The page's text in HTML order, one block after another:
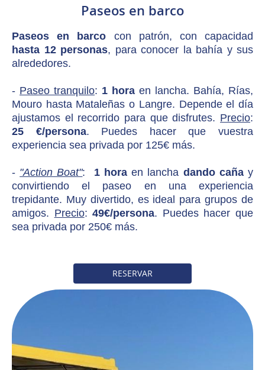
Paseos en barco
Paseos en barco con patrón, con capacidad
hasta 12 personas, para conocer la bahía y sus
alrededores.
- Paseo tranquilo: 1 hora en lancha. Bahía, Rías,
Mouro hasta Mataleñas o Langre. Depende el día
ajustamos el recorrido para que disfrutes. Precio:
25 €/persona. Puedes hacer que vuestra
experiencia sea privada por 125€ más.
- "Action Boat": 1 hora en lancha dando cañay
convirtiendo el paseo en una experiencia
trepidante. Muy divertido, es ideal para grupos de
amigos. Precio:49€/persona. Puedes hacer que
sea privada por 250€ más.
RESERVAR